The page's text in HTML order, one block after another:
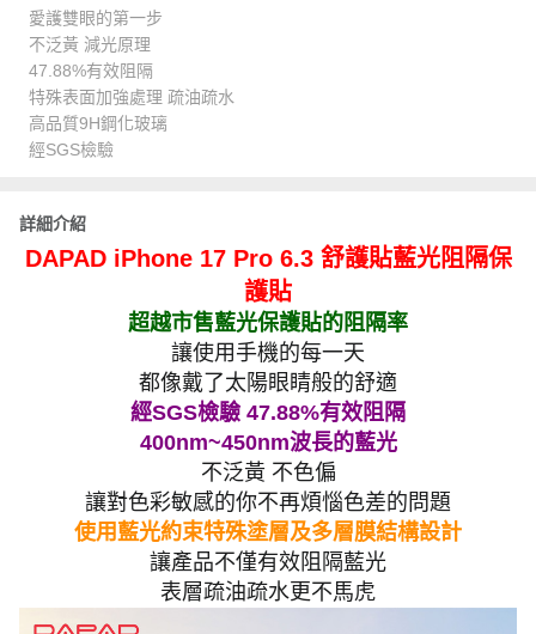
愛護雙眼的第一步
不泛黃 減光原理
47.88%有效阻隔
特殊表面加強處理 疏油疏水
高品質9H鋼化玻璃
經SGS檢驗
詳細介紹
DAPAD iPhone 17 Pro 6.3 舒護貼藍光阻隔保
護貼
超越市售藍光保護貼的阻隔率
讓使用手機的每一天
都像戴了太陽眼睛般的舒適
經SGS檢驗 47.88%有效阻隔
400nm~450nm波長的藍光
不泛黃 不色偏
讓對色彩敏感的你不再煩惱色差的問題
使用藍光約束特殊塗層及多層膜結構設計
讓產品不僅有效阻隔藍光
表層疏油疏水更不馬虎